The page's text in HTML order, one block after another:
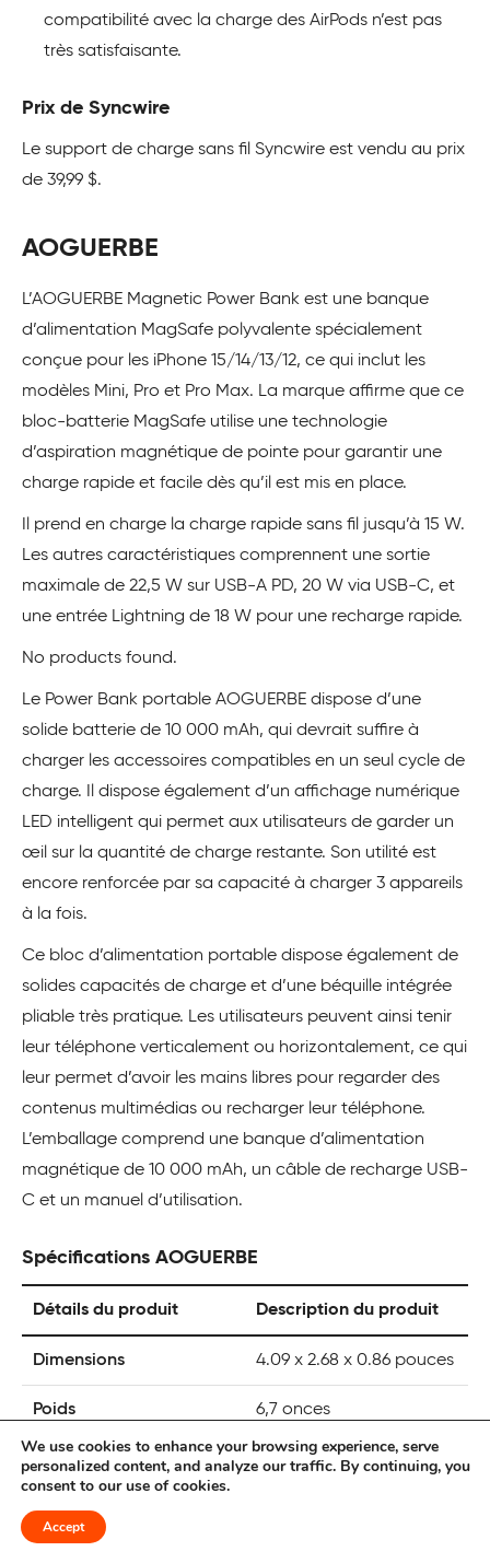
compatibilité avec la charge des AirPods n’est pas
très satisfaisante.
Prix de Syncwire
Le support de charge sans fil Syncwire est vendu au prix
de 39,99 $.
AOGUERBE
L’AOGUERBE Magnetic Power Bank est une banque
d’alimentation MagSafe polyvalente spécialement
conçue pour les iPhone 15/14/13/12, ce qui inclut les
modèles Mini, Pro et Pro Max. La marque affirme que ce
bloc-batterie MagSafe utilise une technologie
d’aspiration magnétique de pointe pour garantir une
charge rapide et facile dès qu’il est mis en place.
Il prend en charge la charge rapide sans fil jusqu’à 15 W.
Les autres caractéristiques comprennent une sortie
maximale de 22,5 W sur USB-A PD, 20 W via USB-C, et
une entrée Lightning de 18 W pour une recharge rapide.
No products found.
Le Power Bank portable AOGUERBE dispose d’une
solide batterie de 10 000 mAh, qui devrait suffire à
charger les accessoires compatibles en un seul cycle de
charge. Il dispose également d’un affichage numérique
LED intelligent qui permet aux utilisateurs de garder un
œil sur la quantité de charge restante. Son utilité est
encore renforcée par sa capacité à charger 3 appareils
à la fois.
Ce bloc d’alimentation portable dispose également de
solides capacités de charge et d’une béquille intégrée
pliable très pratique. Les utilisateurs peuvent ainsi tenir
leur téléphone verticalement ou horizontalement, ce qui
leur permet d’avoir les mains libres pour regarder des
contenus multimédias ou recharger leur téléphone.
L’emballage comprend une banque d’alimentation
magnétique de 10 000 mAh, un câble de recharge USB-
C et un manuel d’utilisation.
Spécifications AOGUERBE
Détails du produit Description du produit
Dimensions 4.09 x 2.68 x 0.86 pouces
Poids 6,7 onces
Fabricant
Shenzhen Zhilianxintong
Pays d’origine
We use cookies to enhance your browsing experience, serve
personalized content, and analyze our traffic. By continuing, you
consent to our use of cookies.
Accept